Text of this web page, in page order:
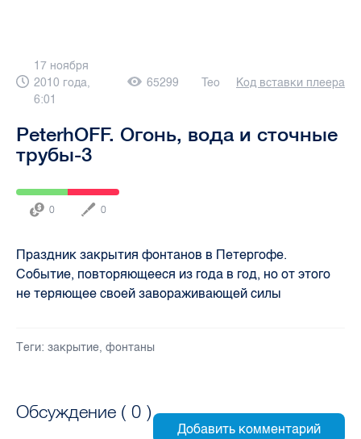
17 ноября
2010 года,
6:01
65299 Teo Код вставки плеера
PeterhOFF. Огонь, вода и сточные
трубы-3
0 0
Праздник закрытия фонтанов в Петергофе.
Событие, повторяющееся из года в год, но от этого
не теряющее своей завораживающей силы
Теги: закрытие, фонтаны
Обсуждение ( 0 )